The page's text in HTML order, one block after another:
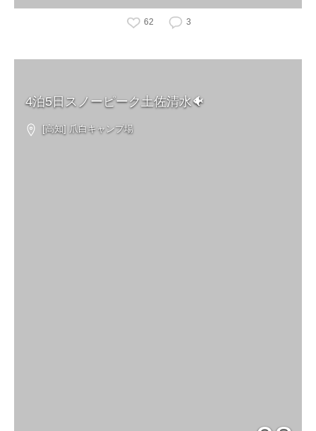
62 3
4泊5日スノーピーク土佐清水🐠
[高知] 爪白キャンプ場